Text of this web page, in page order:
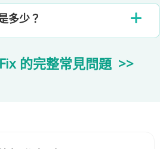
多少？
的完整常見問題 >>